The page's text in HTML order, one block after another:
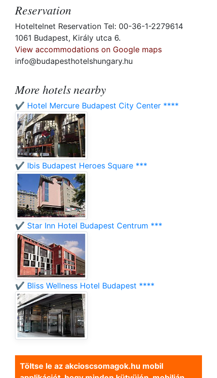
Reservation
Hoteltelnet Reservation Tel: 00-36-1-2279614
1061 Budapest, Király utca 6.
View accommodations on Google maps
info@budapesthotelshungary.hu
More hotels nearby
✔️ Hotel Mercure Budapest City Center ****
✔️ Ibis Budapest Heroes Square ***
✔️ Star Inn Hotel Budapest Centrum ***
✔️ Bliss Wellness Hotel Budapest ****
Töltse le az akcioscsomagok.hu mobil